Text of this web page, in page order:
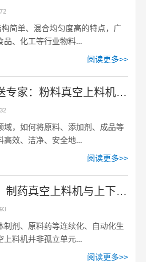
简单、混合均匀度高的特点，广
品、化工等行业物料...
阅读更多>>
粉体密闭输送专家：粉料真空上料机工作原理与优势
域，如何将原料、添加剂、成品等
高效、洁净、安全地...
阅读更多>>
系统兼容性：制药真空上料机与上下游设备的接口匹配
制剂、原料药等连续化、自动化生
上料机并非孤立单元...
阅读更多>>